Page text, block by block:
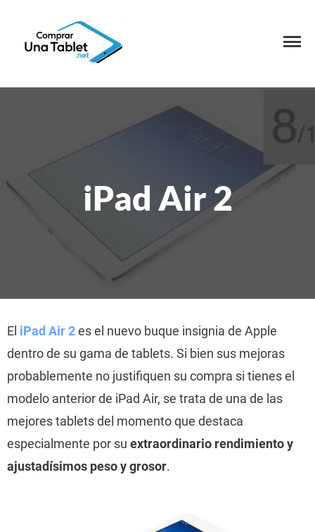
iPad Air 2
El iPad Air 2es el nuevo buque insignia de Apple
dentro de su gama de tablets. Si bien sus mejoras
probablemente no justifiquen su compra si tienes el
modelo anterior de iPad Air, se trata de una de las
mejores tablets del momento que destaca
especialmente por su extraordinario rendimiento y
ajustadísimos peso y grosor.